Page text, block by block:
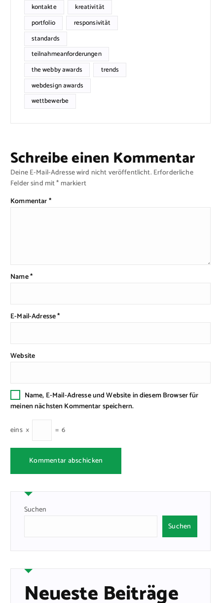
kontakte
kreativität
portfolio
responsivität
standards
teilnahmeanforderungen
the webby awards
trends
webdesign awards
wettbewerbe
Schreibe einen Kommentar
Deine E-Mail-Adresse wird nicht veröffentlicht. Erforderliche
Felder sind mit*markiert
Kommentar*
Name*
E-Mail-Adresse*
Website
Name, E-Mail-Adresse und Website in diesem Browser für
meinen nächsten Kommentar speichern.
eins × = 6
Suchen
Suchen
Neueste Beiträge